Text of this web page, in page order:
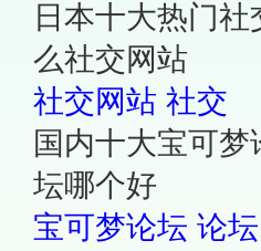
日本十大热门
么社交网站
社交网站 社交
国内十大宝可
坛哪个好
宝可梦论坛 论坛